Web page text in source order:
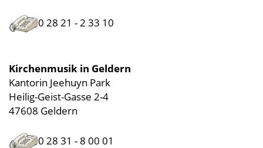
0 28 21 - 2 33 10
Kirchenmusik in Geldern
Kantorin Jeehuyn Park
Heilig-Geist-Gasse 2-4
47608 Geldern
0 28 31 - 8 00 01